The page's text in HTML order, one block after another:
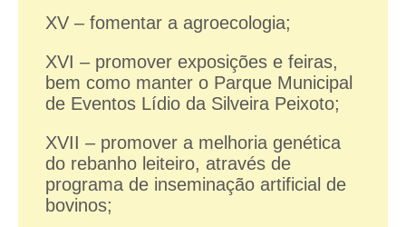
XV – fomentar a agroecologia;
XVI – promover exposições e feiras,
bem como manter o Parque Municipal
de Eventos Lídio da Silveira Peixoto;
XVII – promover a melhoria genética
do rebanho leiteiro, através de
programa de inseminação artificial de
bovinos;